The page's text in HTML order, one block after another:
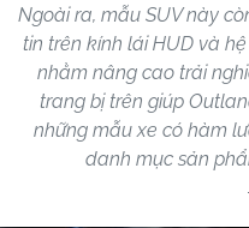
Ngoài ra, mẫu SUV này
tin trên kính lái HUD và
nhằm nâng cao trải
trang bị trên giúp
những mẫu xe có hàm
danh mục sản